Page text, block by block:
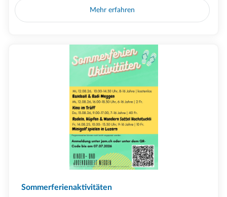
Mehr erfahren
Sommerferienaktivitäten